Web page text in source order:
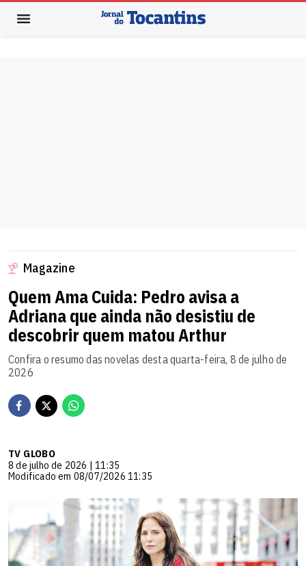
Magazine
Quem Ama Cuida: Pedro avisa a
Adriana que ainda não desistiu de
descobrir quem matou Arthur
Confira o resumo das novelas desta quarta-feira, 8 de julho de
2026
TV GLOBO
8 de julho de 2026 | 11:35
Modificado em 08/07/2026 11:35